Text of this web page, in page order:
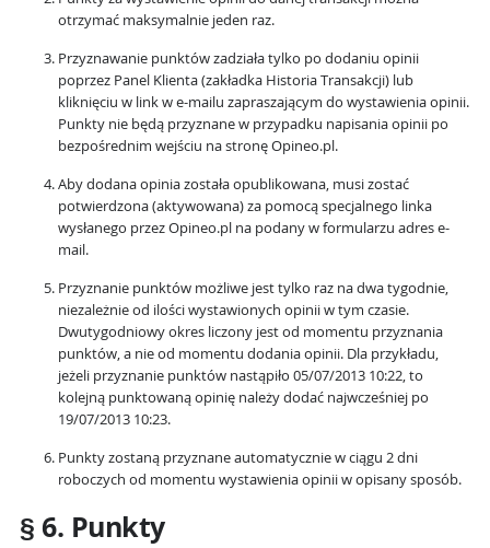
otrzymać maksymalnie jeden raz.
Przyznawanie punktów zadziała tylko po dodaniu opinii
poprzez Panel Klienta (zakładka Historia Transakcji) lub
kliknięciu w link w e-mailu zapraszającym do wystawienia opinii.
Punkty nie będą przyznane w przypadku napisania opinii po
bezpośrednim wejściu na stronę Opineo.pl.
Aby dodana opinia została opublikowana, musi zostać
potwierdzona (aktywowana) za pomocą specjalnego linka
wysłanego przez Opineo.pl na podany w formularzu adres e-
mail.
Przyznanie punktów możliwe jest tylko raz na dwa tygodnie,
niezależnie od ilości wystawionych opinii w tym czasie.
Dwutygodniowy okres liczony jest od momentu przyznania
punktów, a nie od momentu dodania opinii. Dla przykładu,
jeżeli przyznanie punktów nastąpiło 05/07/2013 10:22, to
kolejną punktowaną opinię należy dodać najwcześniej po
19/07/2013 10:23.
Punkty zostaną przyznane automatycznie w ciągu 2 dni
roboczych od momentu wystawienia opinii w opisany sposób.
§ 6. Punkty